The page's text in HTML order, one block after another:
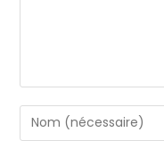
Enter
your